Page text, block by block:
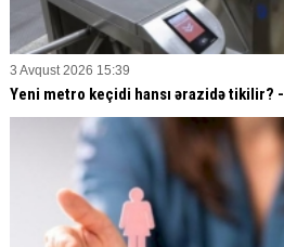
3 Avqust 2026 15:39
Yeni metro keçidi hansı ərazidə tikilir? -